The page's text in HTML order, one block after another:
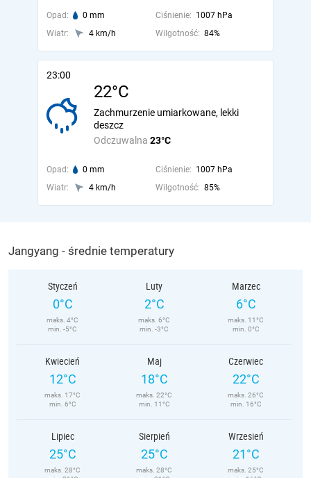
Opad: 0 mm Ciśnienie: 1007 hPa
Wiatr:
4 km/h Wilgotność: 84%
23:00
22°C
Odczuwalna 23°C
Zachmurzenie umiarkowane, lekki
deszcz
Opad: 0 mm Ciśnienie: 1007 hPa
Wiatr:
4 km/h Wilgotność: 85%
Jangyang - średnie temperatury
Styczeń
0°C
maks. 4°C
min. -5°C
Luty
2°C
maks. 6°C
min. -3°C
Marzec
6°C
maks. 11°C
min. 0°C
Kwiecień
12°C
maks. 17°C
min. 6°C
Maj
18°C
maks. 22°C
min. 11°C
Czerwiec
22°C
maks. 26°C
min. 16°C
Lipiec
25°C
maks. 28°C
Sierpień
25°C
maks. 28°C
Wrzesień
21°C
maks. 25°C